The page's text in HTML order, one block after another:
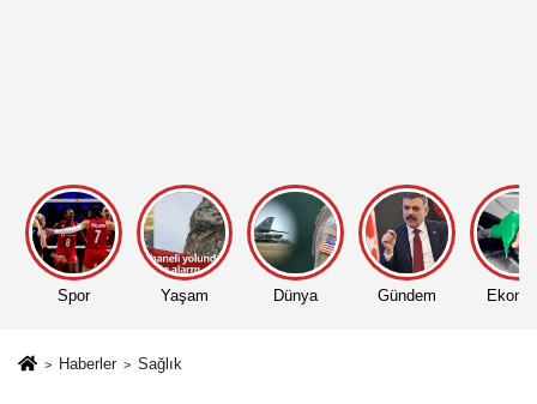
Spor Yaşam Dünya Gündem
Haberler Sağlık